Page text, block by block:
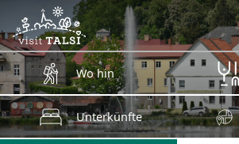
Zum Hauptinhalt springen
Wo hin
Unterkünfte